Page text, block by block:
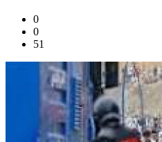
0
0
51